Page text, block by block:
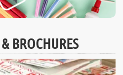
BROCHURES